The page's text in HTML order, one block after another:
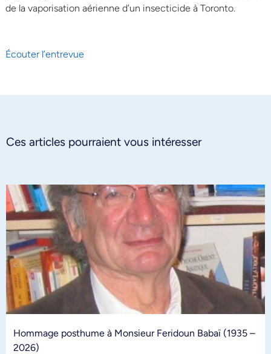
de la vaporisation aérienne d’un insecticide à Toronto.
Écouter l’entrevue
Ces articles pourraient vous intéresser
Hommage posthume à Monsieur Feridoun Babaï (1935 –
2026)